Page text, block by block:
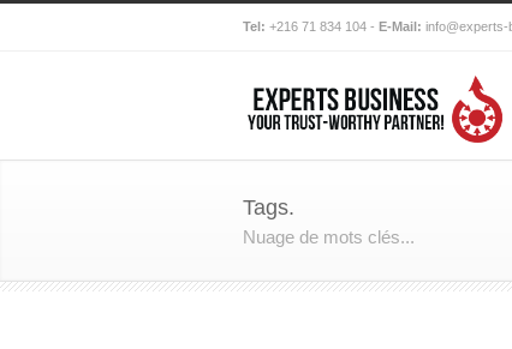
Tel: +216 71 834 104 - E-Mail:
Tags.
Nuage de mots clés...